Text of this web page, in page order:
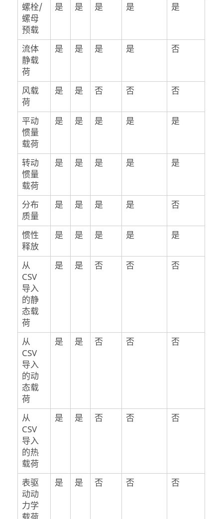
螺栓/
螺母
预载
是 是 是 是 是
流体
静载
荷
是 是 是 是 否
风载
荷
是 是 否 否 否
平动
惯量
载荷
是 是 是 是 是
转动
惯量
载荷
是 是 是 是 是
分布
质量
是 是 是 是 否
惯性
释放
是 是 是 是 是
从
CSV
导入
的静
态载
荷
是 是 否 否 否
从
CSV
导入
的动
态载
荷
是 是 否 否 否
从
CSV
导入
的热
载荷
是 是 否 否 否
表驱
动动
力学
是 是 否 否 否